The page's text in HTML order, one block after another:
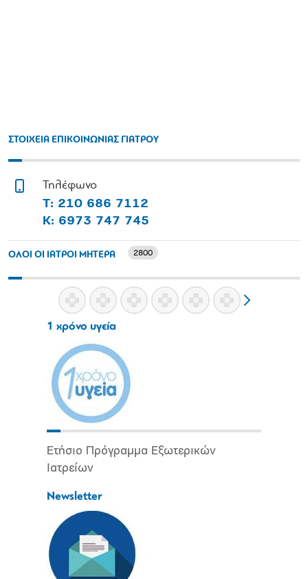
ΣΤΟΙΧΕΙΑ ΕΠΙΚΟΙΝΩΝΙΑΣ ΓΙΑΤΡΟΥ
Τηλέφωνο
Τ: 210 686 7112
Κ: 6973 747 745
ΟΛΟΙ ΟΙ ΙΑΤΡΟΙ ΜΗΤΕΡΑ 2800
1 χρόνο υγεία
Ετήσιο Πρόγραμμα Εξωτερικών
Ιατρείων
Newsletter